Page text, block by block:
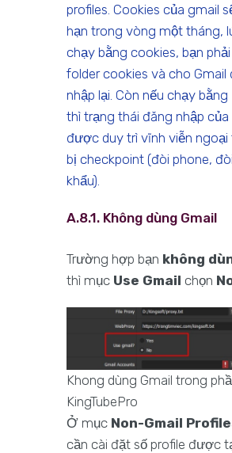
profiles. Cookies của gmail
hạn trong vòng một tháng,
chạy bằng cookies, bạn
folder cookies và cho Gmail
nhập lại. Còn nếu chạy bằng
thì trạng thái đăng nhập của
được duy trì vĩnh viễn ngoại
bị checkpoint (đòi phone,
khẩu).
A.8.1. Không dùng Gmail
Trường hợp bạn không
thì mục Use Gmail chọn
Khong dùng Gmail trong
KingTubePro
Ở mục Non-Gmail
cần cài đặt số profile được